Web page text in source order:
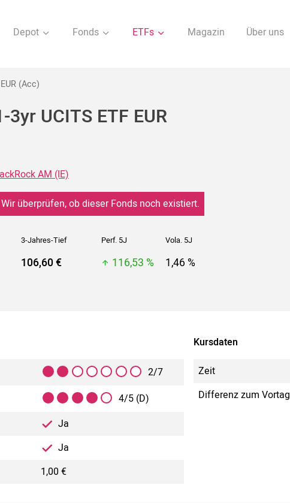
Depot Fonds ETFs Magazin Über uns
(Acc)
UCITS ETF EUR
AM (IE)
überprüfen, ob dieser Fonds noch existiert.
3-Jahres-Tief Perf. 5J Vola. 5J
106,60 € 116,53 % 1,46 %
2/7
4/5 (D)
Ja
Ja
1,00 €
Kursdaten
Zeit
Differenz zum Vortag